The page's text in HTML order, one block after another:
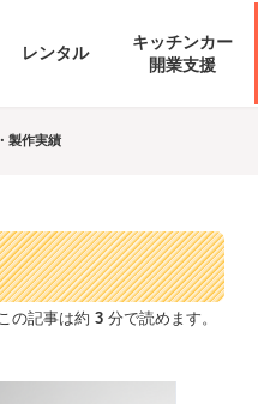
レンタル
キッチンカー
開業支援
製作実績
この記事は約 3分で読めます。